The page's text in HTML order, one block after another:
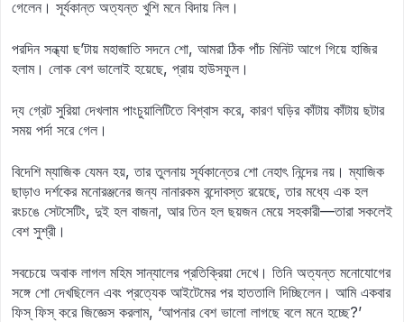
গেলেন। সূর্যকান্ত অত্যন্ত খুশি মনে বিদায় নিল।
পরদিন সন্ধ্যা ছ’টায় মহাজাতি সদনে শো, আমরা ঠিক পাঁচ মিনিট আগে গিয়ে হাজির
হলাম। লোক বেশ ভালোই হয়েছে, প্রায় হাউসফুল।
দ্য গ্রেট সুরিয়া দেখলাম পাংচুয়ালিটিতে বিশ্বাস করে, কারণ ঘড়ির কাঁটায় কাঁটায় ছটার
সময় পর্দা সরে গেল।
বিদেশি ম্যাজিক যেমন হয়, তার তুলনায় সূর্যকান্তের শো নেহাৎ নিন্দের নয়। ম্যাজিক
ছাড়াও দর্শকের মনোরঞ্জনের জন্য নানারকম বন্দোবস্ত রয়েছে, তার মধ্যে এক হল
রংচঙে সেটসেটিং, দুই হল বাজনা, আর তিন হল ছয়জন মেয়ে সহকারী—তারা সকলেই
বেশ সুশ্রী।
সবচেয়ে অবাক লাগল মহিম সান্যালের প্রতিক্রিয়া দেখে। তিনি অত্যন্ত মনোযোগের
সঙ্গে শো দেখছিলেন এবং প্রত্যেক আইটেমের পর হাততালি দিচ্ছিলেন। আমি একবার
ফিস্‌ ফিস্‌ করে জিজ্ঞেস করলাম, ‘আপনার বেশ ভালো লাগছে বলে মনে হচ্ছে?’